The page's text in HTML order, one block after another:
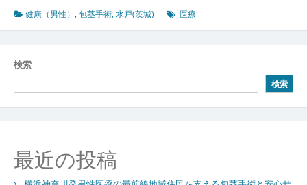
境
城
で
と
患
健康（男性） ,包茎手術,水戸(茨城) 医療
検索
検索
最近の投稿